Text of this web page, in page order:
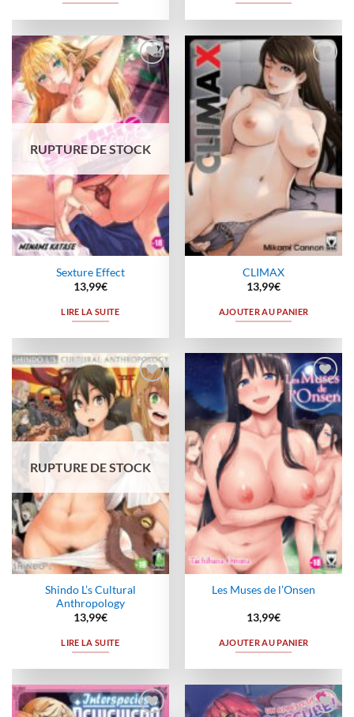
Ajouter
à la
wishlist
RUPTURE DE STOCK
Sexture Effect
13,99€
LIRE LA SUITE
Ajouter
à la
wishlist
CLIMAX
13,99€
AJOUTER AU PANIER
Ajouter
à la
wishlist
RUPTURE DE STOCK
Shindo L’s Cultural
Anthropology
13,99€
LIRE LA SUITE
Ajouter
à la
wishlist
Les Muses de l’Onsen
13,99€
AJOUTER AU PANIER